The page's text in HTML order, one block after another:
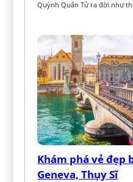
Quỳnh Quân Tử ra đời như
Khám phá vẻ đẹp
Geneva, Thụy Sĩ